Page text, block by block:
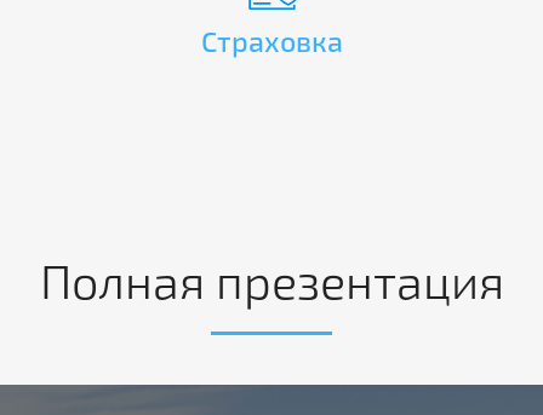
Страховка
Полная презентация